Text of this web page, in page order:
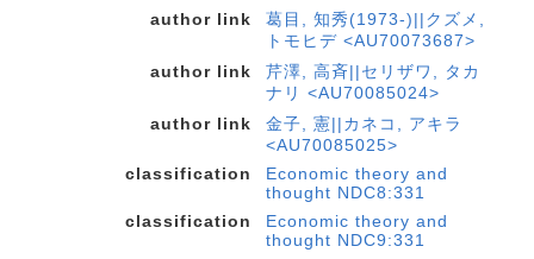
author link
葛目, 知秀(1973-)||クズメ,
トモヒデ <AU70073687>
author link
芹澤, 高斉||セリザワ, タカ
ナリ <AU70085024>
author link
金子, 憲||カネコ, アキラ
<AU70085025>
classification
Economic theory and
thought NDC8:331
classification
Economic theory and
thought NDC9:331